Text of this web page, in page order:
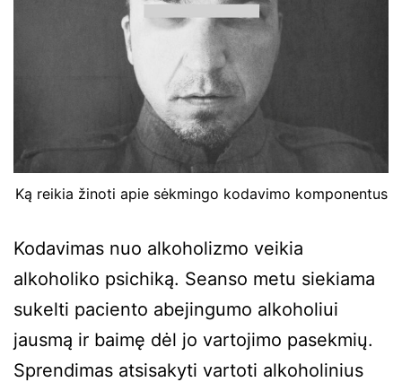
Ką reikia žinoti apie sėkmingo kodavimo komponentus
Kodavimas nuo alkoholizmo veikia
alkoholiko psichiką. Seanso metu siekiama
sukelti paciento abejingumo alkoholiui
jausmą ir baimę dėl jo vartojimo pasekmių.
Sprendimas atsisakyti vartoti alkoholinius